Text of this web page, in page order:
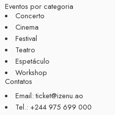
Eventos por categoria
Concerto
Cinema
Festival
Teatro
Espetáculo
Workshop
Contatos
Email: ticket@izenu.ao
Tel.: +244 975 699 000